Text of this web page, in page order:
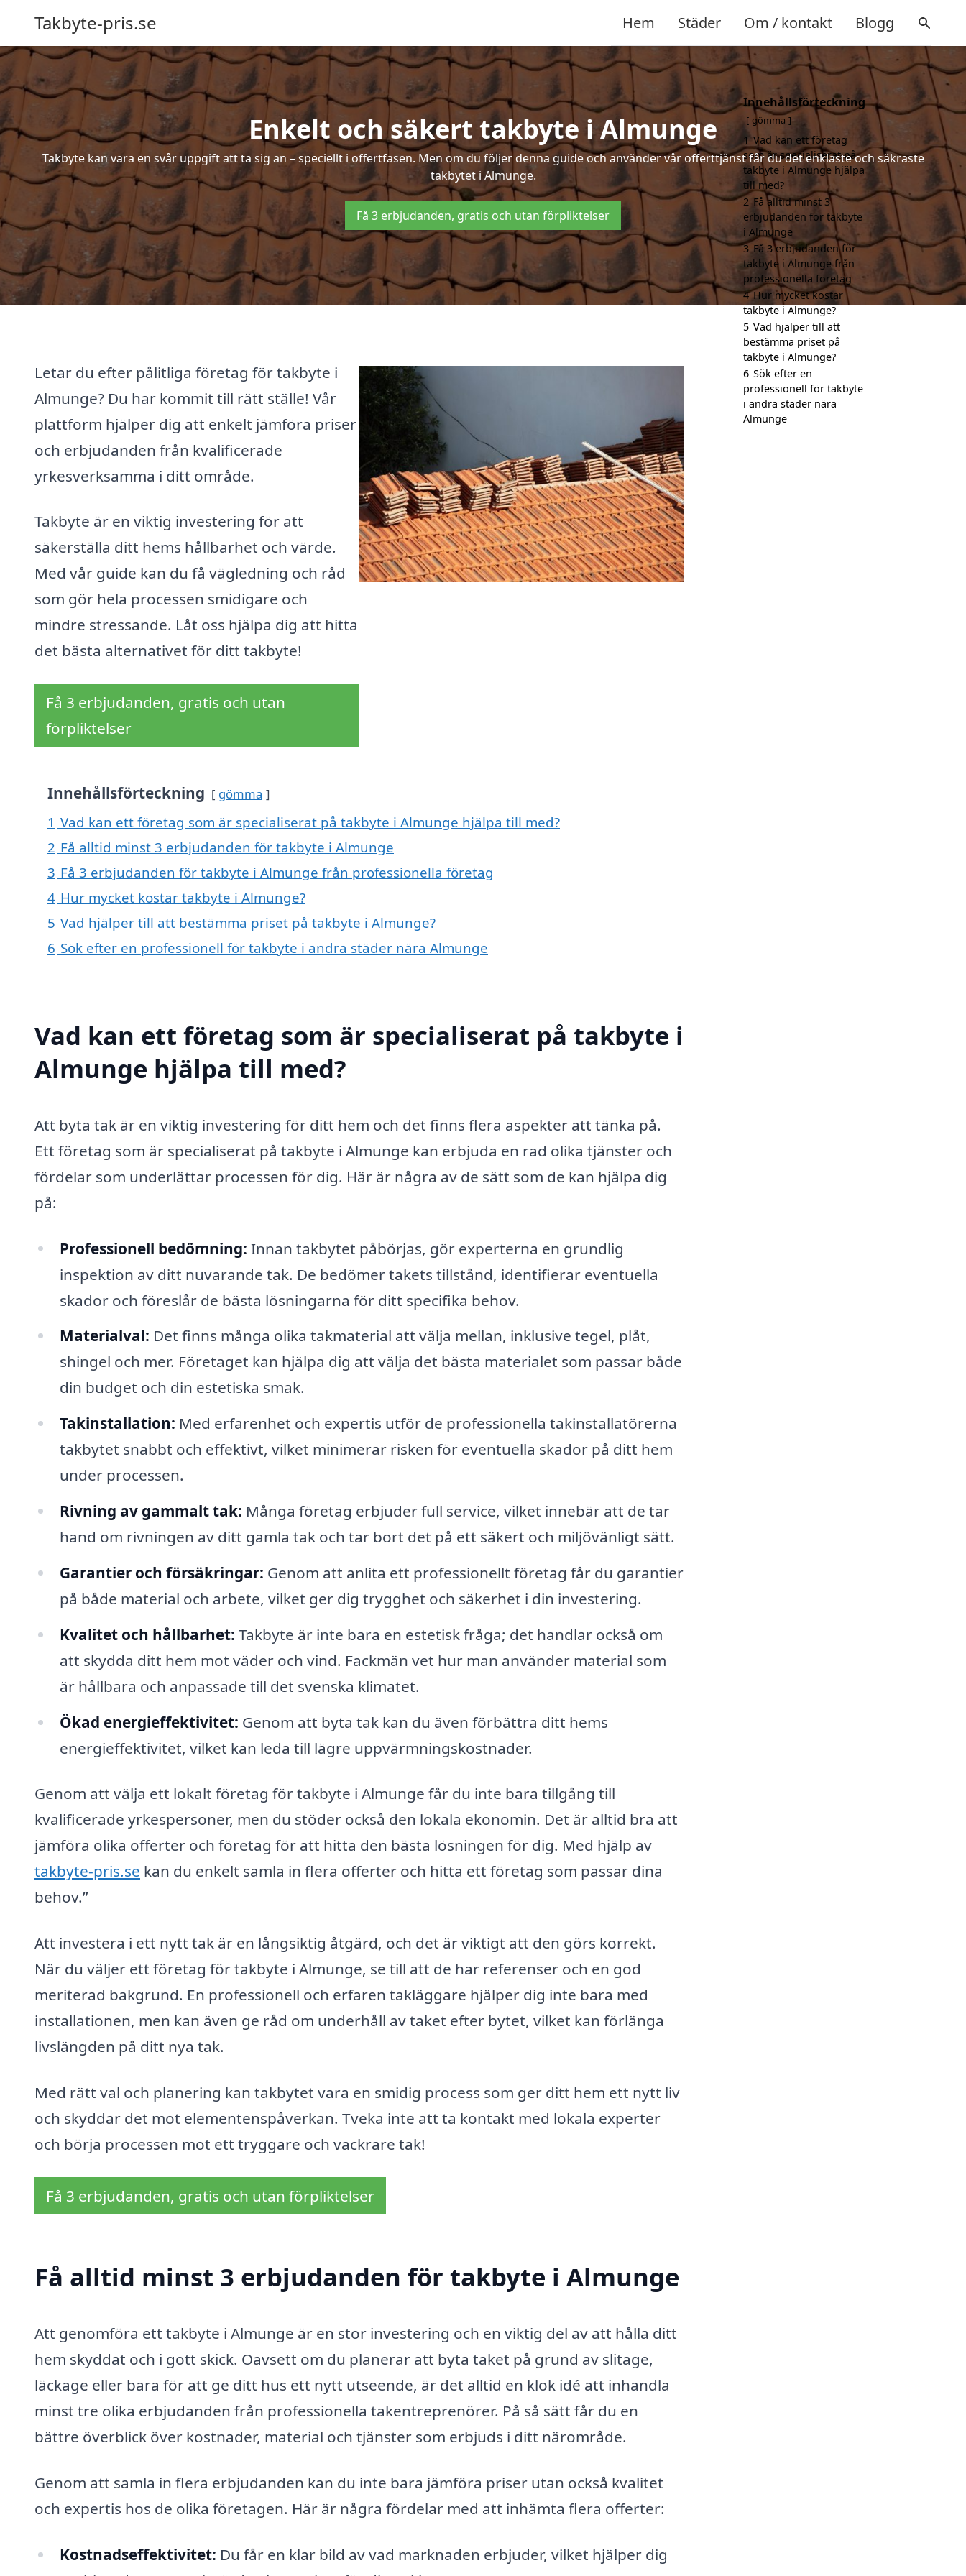
Takbyte-pris.se Hem Städer Om / kontakt Blogg
Enkelt och säkert takbyte i Almunge
Takbyte kan vara en svår uppgift att ta sig an – speciellt i offertfasen. Men om du följer denna guide och använder vår offerttjänst får du det enklaste och säkraste
takbytet i Almunge.
Få 3 erbjudanden, gratis och utan förpliktelser
Letar du efter pålitliga företag för takbyte i
Almunge? Du har kommit till rätt ställe! Vår
plattform hjälper dig att enkelt jämföra priser
och erbjudanden från kvalificerade
yrkesverksamma i ditt område.
Takbyte är en viktig investering för att
säkerställa ditt hems hållbarhet och värde.
Med vår guide kan du få vägledning och råd
som gör hela processen smidigare och
mindre stressande. Låt oss hjälpa dig att hitta
det bästa alternativet för ditt takbyte!
Få 3 erbjudanden, gratis och utan
förpliktelser
Innehållsförteckning gömma
1 Vad kan ett företag som är specialiserat på takbyte i Almunge hjälpa till med?
2 Få alltid minst 3 erbjudanden för takbyte i Almunge
3 Få 3 erbjudanden för takbyte i Almunge från professionella företag
4 Hur mycket kostar takbyte i Almunge?
5 Vad hjälper till att bestämma priset på takbyte i Almunge?
6 Sök efter en professionell för takbyte i andra städer nära Almunge
Vad kan ett företag som är specialiserat på takbyte i
Almunge hjälpa till med?
Att byta tak är en viktig investering för ditt hem och det finns flera aspekter att tänka på.
Ett företag som är specialiserat på takbyte i Almunge kan erbjuda en rad olika tjänster och
fördelar som underlättar processen för dig. Här är några av de sätt som de kan hjälpa dig
på:
Professionell bedömning: Innan takbytet påbörjas, gör experterna en grundlig
inspektion av ditt nuvarande tak. De bedömer takets tillstånd, identifierar eventuella
skador och föreslår de bästa lösningarna för ditt specifika behov.
Materialval: Det finns många olika takmaterial att välja mellan, inklusive tegel, plåt,
shingel och mer. Företaget kan hjälpa dig att välja det bästa materialet som passar både
din budget och din estetiska smak.
Takinstallation: Med erfarenhet och expertis utför de professionella takinstallatörerna
takbytet snabbt och effektivt, vilket minimerar risken för eventuella skador på ditt hem
under processen.
Rivning av gammalt tak: Många företag erbjuder full service, vilket innebär att de tar
hand om rivningen av ditt gamla tak och tar bort det på ett säkert och miljövänligt sätt.
Garantier och försäkringar: Genom att anlita ett professionellt företag får du garantier
på både material och arbete, vilket ger dig trygghet och säkerhet i din investering.
Kvalitet och hållbarhet: Takbyte är inte bara en estetisk fråga; det handlar också om
att skydda ditt hem mot väder och vind. Fackmän vet hur man använder material som
är hållbara och anpassade till det svenska klimatet.
Ökad energieffektivitet: Genom att byta tak kan du även förbättra ditt hems
energieffektivitet, vilket kan leda till lägre uppvärmningskostnader.
Genom att välja ett lokalt företag för takbyte i Almunge får du inte bara tillgång till
kvalificerade yrkespersoner, men du stöder också den lokala ekonomin. Det är alltid bra att
jämföra olika offerter och företag för att hitta den bästa lösningen för dig. Med hjälp av
takbyte-pris.se kan du enkelt samla in flera offerter och hitta ett företag som passar dina
behov.”
Att investera i ett nytt tak är en långsiktig åtgärd, och det är viktigt att den görs korrekt.
När du väljer ett företag för takbyte i Almunge, se till att de har referenser och en god
meriterad bakgrund. En professionell och erfaren takläggare hjälper dig inte bara med
installationen, men kan även ge råd om underhåll av taket efter bytet, vilket kan förlänga
livslängden på ditt nya tak.
Med rätt val och planering kan takbytet vara en smidig process som ger ditt hem ett nytt liv
och skyddar det mot elementenspåverkan. Tveka inte att ta kontakt med lokala experter
och börja processen mot ett tryggare och vackrare tak!
Få 3 erbjudanden, gratis och utan förpliktelser
Få alltid minst 3 erbjudanden för takbyte i Almunge
Att genomföra ett takbyte i Almunge är en stor investering och en viktig del av att hålla ditt
hem skyddat och i gott skick. Oavsett om du planerar att byta taket på grund av slitage,
läckage eller bara för att ge ditt hus ett nytt utseende, är det alltid en klok idé att inhandla
minst tre olika erbjudanden från professionella takentreprenörer. På så sätt får du en
bättre överblick över kostnader, material och tjänster som erbjuds i ditt närområde.
Genom att samla in flera erbjudanden kan du inte bara jämföra priser utan också kvalitet
och expertis hos de olika företagen. Här är några fördelar med att inhämta flera offerter:
Kostnadseffektivitet: Du får en klar bild av vad marknaden erbjuder, vilket hjälper dig
Innehållsförteckning
gömma
1 Vad kan ett företag
som är specialiserat på
takbyte i Almunge hjälpa
till med?
2 Få alltid minst 3
erbjudanden för takbyte
i Almunge
3 Få 3 erbjudanden för
takbyte i Almunge från
professionella företag
4 Hur mycket kostar
takbyte i Almunge?
5 Vad hjälper till att
bestämma priset på
takbyte i Almunge?
6 Sök efter en
professionell för takbyte
i andra städer nära
Almunge